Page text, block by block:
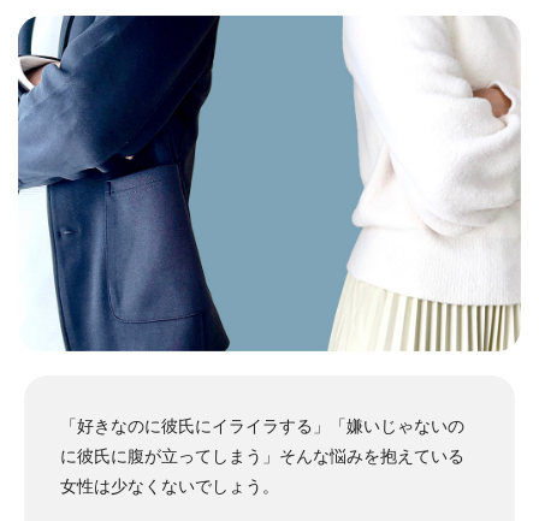
「好きなのに彼氏にイライラする」「嫌いじゃないの
に彼氏に腹が立ってしまう」そんな悩みを抱えている
女性は少なくないでしょう。